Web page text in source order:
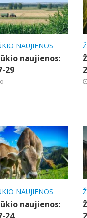
NAUJIENOS
naujienos:
29
NAUJIENOS
naujienos:
24